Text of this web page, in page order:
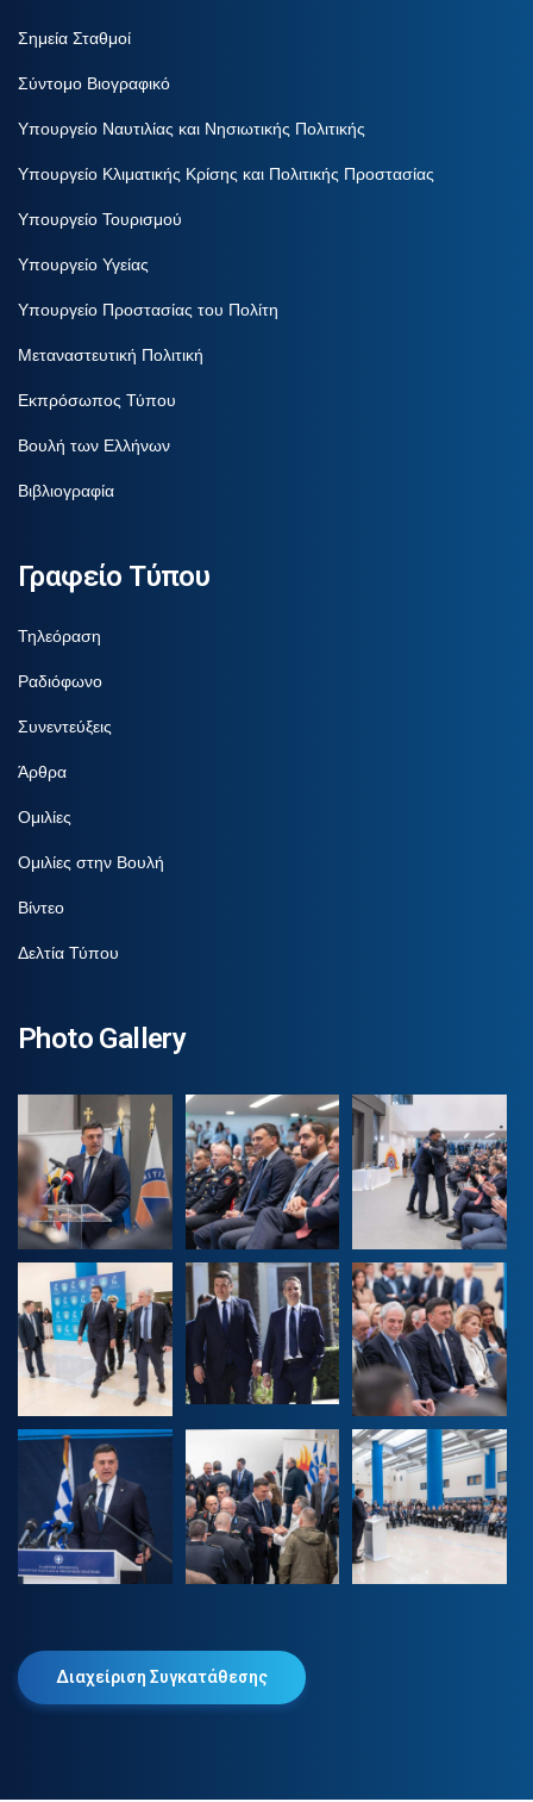
Σημεία Σταθμοί
Σύντομο Βιογραφικό
Υπουργείο Ναυτιλίας και Νησιωτικής Πολιτικής
Υπουργείο Κλιματικής Κρίσης και Πολιτικής Προστασίας
Υπουργείο Τουρισμού
Υπουργείο Υγείας
Υπουργείο Προστασίας του Πολίτη
Μεταναστευτική Πολιτική
Εκπρόσωπος Τύπου
Βουλή των Ελλήνων
Βιβλιογραφία
Γραφείο Τύπου
Τηλεόραση
Ραδιόφωνο
Συνεντεύξεις
Άρθρα
Ομιλίες
Ομιλίες στην Βουλή
Βίντεο
Δελτία Τύπου
Photo Gallery
Διαχείριση Συγκατάθεσης